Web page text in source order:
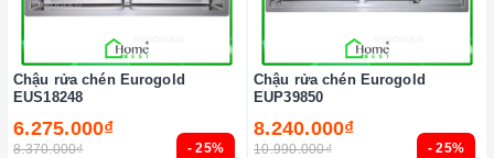
- 25%
Chậu rửa chén Eurogold
EUS18248
6.275.000₫
8.370.000₫ - 25%
Chậu rửa chén Eurogold
EUP39850
8.240.000₫
10.990.000₫